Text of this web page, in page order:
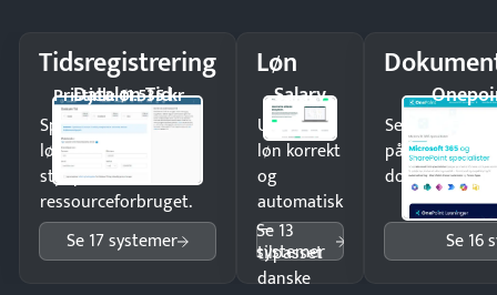
Tidsregistrering
Dataløn Tid
Pristjek: 11.535 kr
Spar tid på
lønberegning og få
styr på
ressourceforbruget.
Se 17 systemer
Løn
Salary
Udbetal
løn korrekt
og
automatisk
—
tilpasset
danske
Se 13
systemer
Send
på minutter
dokumenter.
Se 16